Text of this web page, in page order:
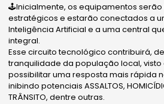
🕹Inicialmente, os equipamentos
estratégicos e estarão conectados a
Inteligência Artificial e a uma central
integral.
Esse circuito tecnológico contribuirá,
tranquilidade da população local, visto
possibilitar uma resposta mais rápida no
inibindo potenciais ASSALTOS,
TRÂNSITO, dentre outras.